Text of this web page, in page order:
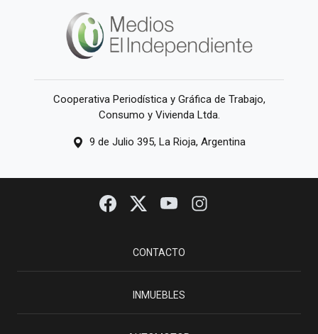
Cooperativa Periodística y Gráfica de Trabajo,
Consumo y Vivienda Ltda.
9 de Julio 395, La Rioja, Argentina
CONTACTO
INMUEBLES